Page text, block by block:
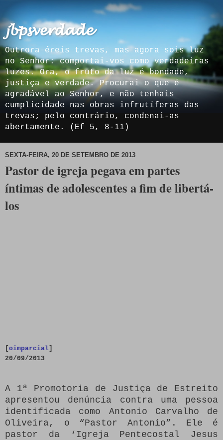
𝓳𝓫𝓹𝓼𝓿𝓮𝓻𝓭𝓪𝓭𝓮
Outrora éreis trevas, mas agora sois luz
no Senhor: comportai-vos como verdadeiras
luzes. Ora, o fruto da luz é bondade,
justiça e verdade. Procurai o que é
agradável ao Senhor, e não tenhais
cumplicidade nas obras infrutíferas das
trevas; pelo contrário, condenai-as
abertamente. (Ef 5, 8-11)
SEXTA-FEIRA, 20 DE SETEMBRO DE 2013
Pastor de igreja pegava em partes
íntimas de adolescentes a fim de libertá-
los
[oimparcial]
20/09/2013
A 1ª Promotoria de Justiça de Estreito
apresentou denúncia contra uma pessoa
identificada como Antonio Carvalho de
Oliveira, o “Pastor Antonio”. Ele é
pastor da ‘Igreja Pentecostal Jesus